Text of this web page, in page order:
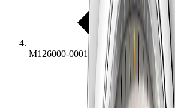
M126000-0001